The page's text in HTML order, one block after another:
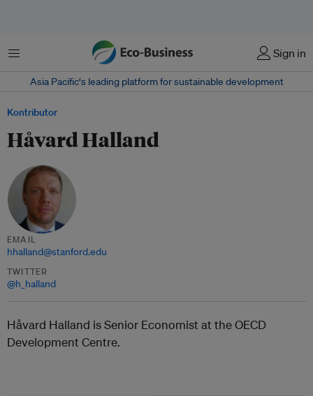
Menu Sign in
Asia Pacific‘s leading platform for sustainable development
Kontributor
Håvard Halland
EMAIL
hhalland@stanford.edu
TWITTER
@h_halland
Håvard Halland is Senior Economist at the OECD
Development Centre.